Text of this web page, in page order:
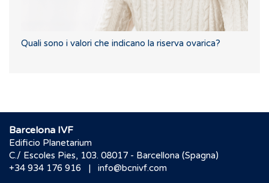
Quali sono i valori che indicano la riserva ovarica?
Barcelona IVF
Edificio Planetarium
C./ Escoles Pies, 103. 08017 - Barcellona (Spagna)
+34 934 176 916
| info@bcnivf.com